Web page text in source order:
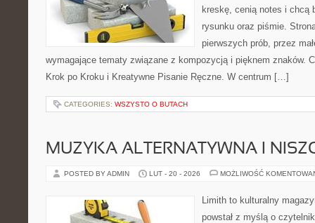
kreskę, cenią notes i chcą
rysunku oraz piśmie.
pierwszych prób, przez
wymagające tematy związane z kompozycją i pięknem znaków.
Krok po Kroku i Kreatywne Pisanie Ręczne. W centrum […]
CATEGORIES: WSZYSTO O BUTACH
MUZYKA ALTERNATYWNA I
POSTED BY ADMIN LUT - 20 - 2026 MOŻLIWOŚĆ
Limith to kulturalny
powstał z myślą o